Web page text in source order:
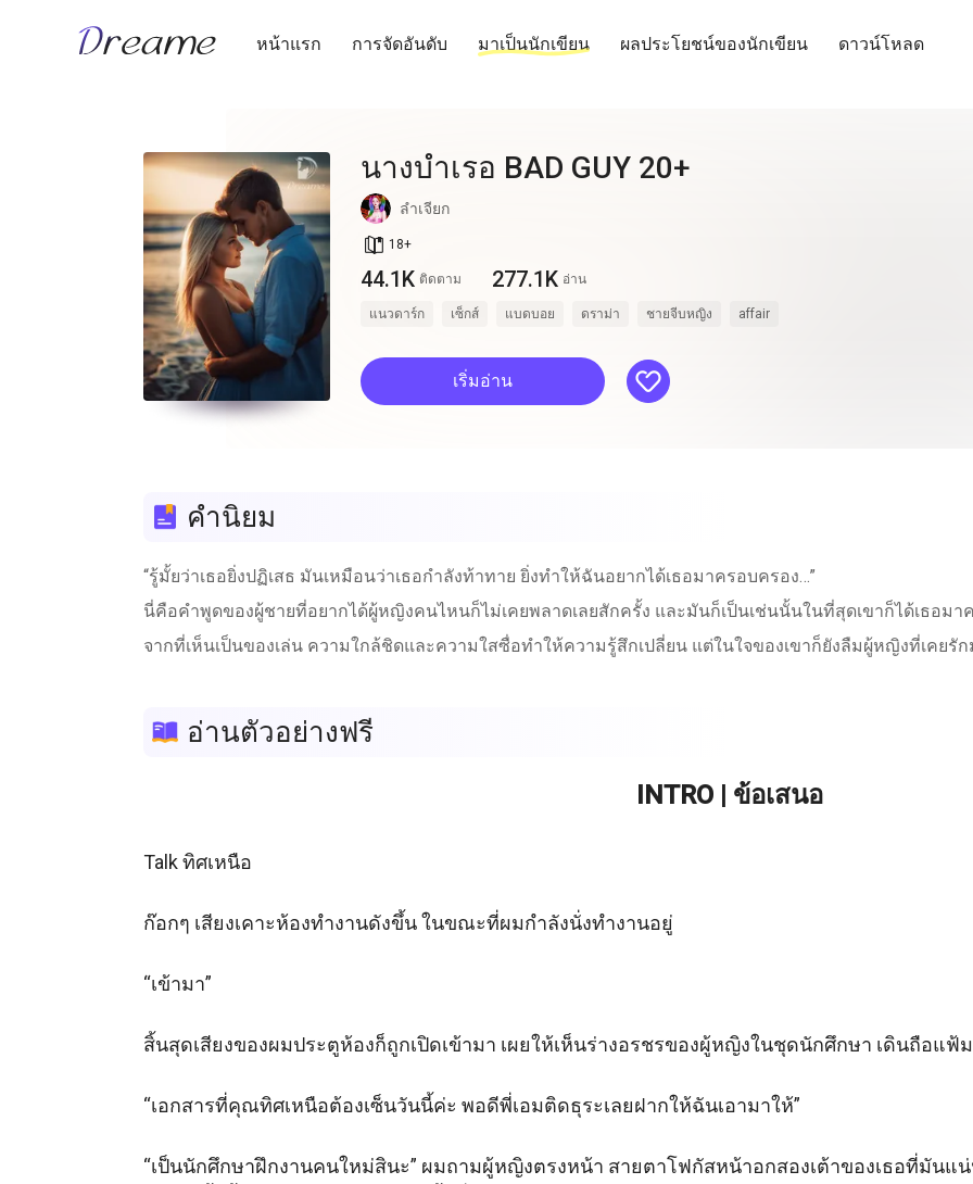
หน้าแรก การจัดอันดับ มาเป็นนักเขียน ผลประโยชน์ของนักเขียน ดาวน์โหลด
นางบำเรอ BAD GUY 20+
ลำเจียก
book_age 18+
44.1K ติดตาม 277.1K อ่าน
แนวดาร์ก เซ็กส์ แบดบอย ดราม่า ชายจีบหญิง affair
เริ่มอ่าน like
คำนิยม
“รู้มั้ยว่าเธอยิ่งปฏิเสธ มันเหมือนว่าเธอกำลังท้าทาย ยิ่งทำให้ฉันอยากได้เธอมาครอบครอง…”
นี่คือคำพูดของผู้ชายที่อยากได้ผู้หญิงคนไหนก็ไม่เคยพลาดเลยสักครั้ง และมันก็เป็นเช่นนั้นในที่สุดเขาก็ได้เธอมา
จากที่เห็นเป็นของเล่น ความใกล้ชิดและความใสซื่อทำให้ความรู้สึกเปลี่ยน แต่ในใจของเขาก็ยังลืมผู้หญิงที่เคยรัก
อ่านตัวอย่างฟรี
INTRO | ข้อเสนอ
Talk ทิศเหนือ
ก๊อกๆ เสียงเคาะห้องทำงานดังขึ้น ในขณะที่ผมกำลังนั่งทำงานอยู่
“เข้ามา”
สิ้นสุดเสียงของผมประตูห้องก็ถูกเปิดเข้ามา เผยให้เห็นร่างอรชรของผู้หญิงในชุดนักศึกษา เดินถือแฟ้
“เอกสารที่คุณทิศเหนือต้องเซ็นวันนี้ค่ะ พอดีพี่เอมติดธุระเลยฝากให้ฉันเอามาให้”
“เป็นนักศึกษาฝึกงานคนใหม่สินะ” ผมถามผู้หญิงตรงหน้า สายตาโฟกัสหน้าอกสองเต้าของเธอที่มันแ